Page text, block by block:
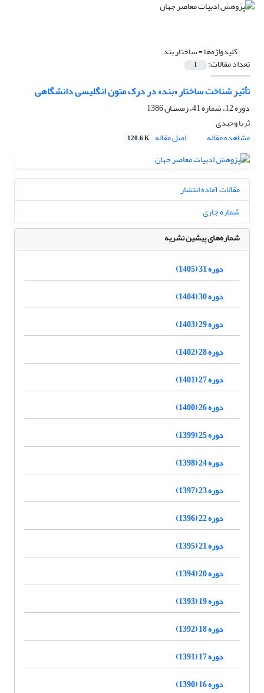
کلیدواژه‌ها =ساختار بند
تعداد مقالات: 1
تأثیر شناخت ساختار «بند» در درک متون انگلیسی دانشگاهی
دوره 12، شماره 41، زمستان 1386
ثریا وحیدی
مشاهده مقاله
اصل مقاله 120.6 K
مقالات آماده انتشار
شماره جاری
شماره‌های پیشین نشریه
دوره 31 (1405)
دوره 30 (1404)
دوره 29 (1403)
دوره 28 (1402)
دوره 27 (1401)
دوره 26 (1400)
دوره 25 (1399)
دوره 24 (1398)
دوره 23 (1397)
دوره 22 (1396)
دوره 21 (1395)
دوره 20 (1394)
دوره 19 (1393)
دوره 18 (1392)
دوره 17 (1391)
دوره 16 (1390)